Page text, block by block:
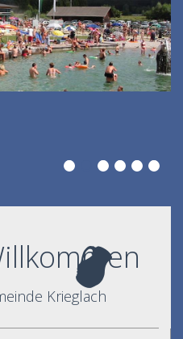
Krieglach